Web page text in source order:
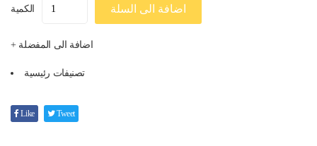
الكمية اضافة الى السلة
+ اضافة الى المفضلة
تصنيفات رئيسية
Like Tweet